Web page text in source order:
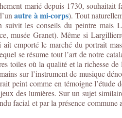
marié depuis 1730, souhaitait
autre à mi-corps). Tout
les conseils du peintre mais
musée Granet). Même si
emporté le marché du portrait
se résume tout l’art de notre
toiles où la qualité et la richesse
sur l’instrument de musique
peint comme en témoigne
des lumières. Sur un sujet
facial et par la présence